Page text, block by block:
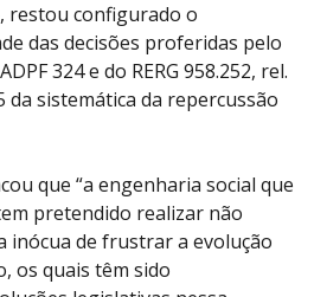
restou configurado o
das decisões proferidas pelo
324 e do RERG 958.252, rel.
da sistemática da repercussão
que “a engenharia social que
pretendido realizar não
inócua de frustrar a evolução
os quais têm sido